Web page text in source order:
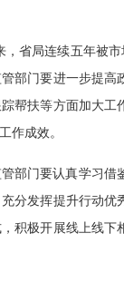
，省局连续五年被
部门要进一步提
帮扶等方面加大
作成效。
部门要认真学习
分发挥提升行动
积极开展线上线